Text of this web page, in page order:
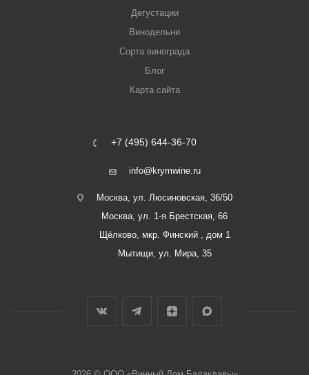
Дегустации
Винодельни
Сорта винограда
Блог
Карта сайта
+7 (495) 644-36-70
info@krymwine.ru
Москва, ул. Люсиновская, 36/50
Москва, ул. 1-я Брестская, 66
Щёлково, мкр. Финский , дом 1
Мытищи, ул. Мира, 35